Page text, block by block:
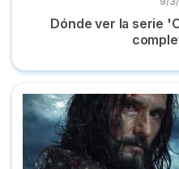
Dónde ver la serie
Dónde puedes ver la